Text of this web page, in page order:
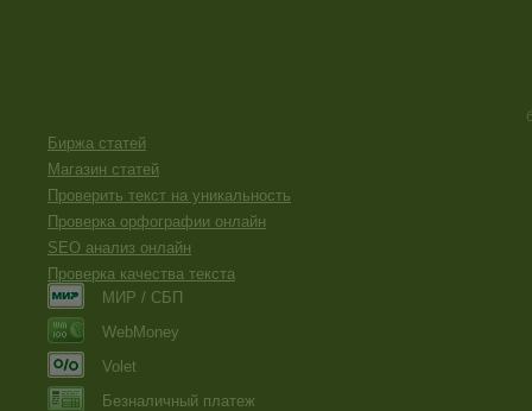
Биржа статей
Магазин статей
Проверить текст на уникальность
Проверка орфографии онлайн
SEO анализ онлайн
Проверка качества текста
МИР / СБП
WebMoney
Volet
Безналичный платеж